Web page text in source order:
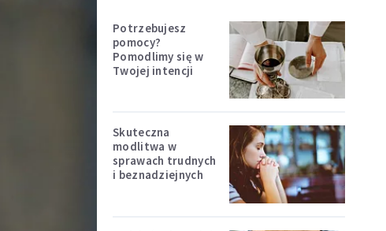
Potrzebujesz
pomocy?
Pomodlimy się w
Twojej intencji
Skuteczna
modlitwa w
sprawach trudnych
i beznadziejnych